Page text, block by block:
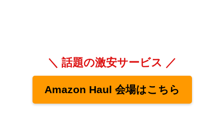
＼ 話題の激安サービス ／
Amazon Haul 会場はこちら